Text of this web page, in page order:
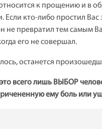
к прощению и в
Если кто-либо простил Вас
не превратил тем самым
его не совершал.
останется
всего лишь ВЫБОР
ему боль или